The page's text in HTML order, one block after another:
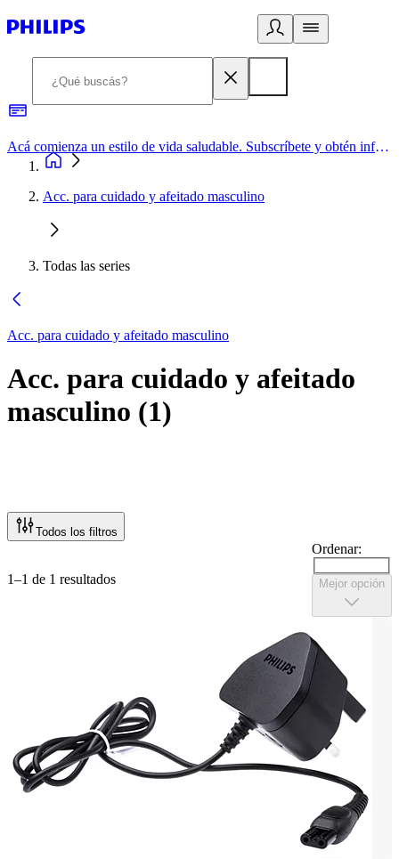
Acá comienza un estilo de vida saludable. Subscríbete y obtén información de primera mano
Acc. para cuidado y afeitado masculino
Todas las series
Acc. para cuidado y afeitado masculino
Acc. para cuidado y afeitado
masculino (1)
Todos los filtros
1–1 de 1 resultados
Ordenar:
Mejor opción